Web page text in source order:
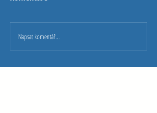
Napsat komentář...